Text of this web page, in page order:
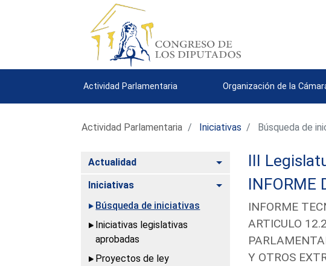
Actividad Parlamentaria Organización de la
Actividad Parlamentaria Iniciativas Búsqueda de
Actualidad Alternar
Iniciativas
Alternar
Búsqueda de iniciativas
Iniciativas legislativas
aprobadas
Proyectos de ley
III
INFORME
INFORME
ARTICULO
Y OTROS